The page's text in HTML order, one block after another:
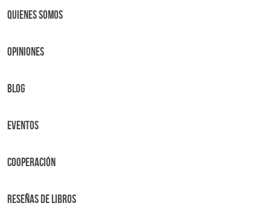
Quienes Somos
OPINIONES
BLOG
Eventos
Cooperación
Reseñas de libros